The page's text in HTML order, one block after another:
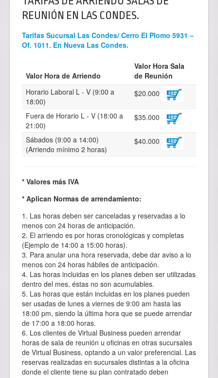
REUNIÓN EN LAS CONDES.
Tarifas Sucursal Las Condes/ Cerro El Plomo 5931 –
Of. 1011. En Nueva Las Condes.
Valor Hora de Arriendo
Valor Hora Sala
de Reunión
Horario Laboral L - V (9:00 a
18:00)
$20.000
Fuera de Horario L - V (18:00 a
21:00)
$35.000
Sábados (9:00 a 14:00)
(Arriendo mínimo 2 horas)
$40.000
* Valores más IVA
* Aplican Normas de arrendamiento:
1. Las horas deben ser canceladas y reservadas a lo
menos con 24 horas de anticipación.
2. El arriendo es por horas cronológicas y completas
(Ejemplo de 14:00 a 15:00 horas).
3. Para anular una hora reservada, debe dar aviso a lo
menos con 24 horas hábiles de anticipación.
4. Las horas incluidas en los planes deben ser utilizadas
dentro del mes, éstas no son acumulables.
5. Las horas que están incluidas en los planes pueden
ser usadas de lunes a viernes de 9:00 am hasta las
18:00 pm, siendo la última hora que se puede arrendar
de 17:00 a 18:00 horas.
6. Los clientes de Virtual Business pueden arrendar
horas de sala de reunión u oficinas en otras sucursales
de Virtual Business, optando a un valor preferencial. Las
reservas realizadas en sucursales distintas a la oficina
donde el cliente tiene su plan contratado deben